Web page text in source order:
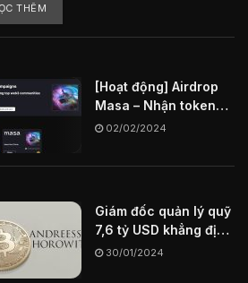
THÊM
[Hoạt động] Airdrop
Masa – Nhận token
MASA miễn phí
02/02/2024
Giám đốc quản lý quỹ
7,6 tỷ USD khẳng định
Blockchain sẽ là chìa
30/01/2024